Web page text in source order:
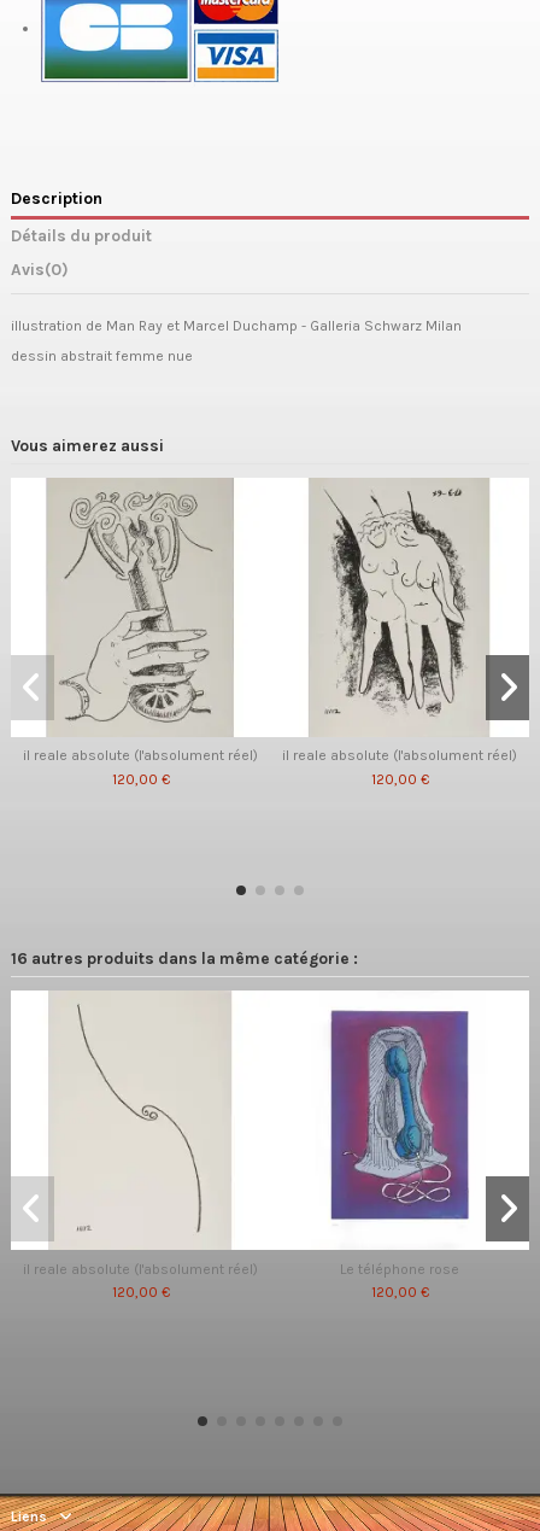
Description
Détails du produit
Avis(0)
illustration de Man Ray et Marcel Duchamp - Galleria Schwarz Milan
dessin abstrait femme nue
Vous aimerez aussi
il reale absolute (l'absolument réel)
120,00 €
il reale absolute (l'absolument réel)
120,00 €
16 autres produits dans la même catégorie :
il reale absolute (l'absolument réel)
120,00 €
Le téléphone rose
120,00 €
Liens